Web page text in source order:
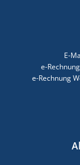
E-
e-
e-Rechnung